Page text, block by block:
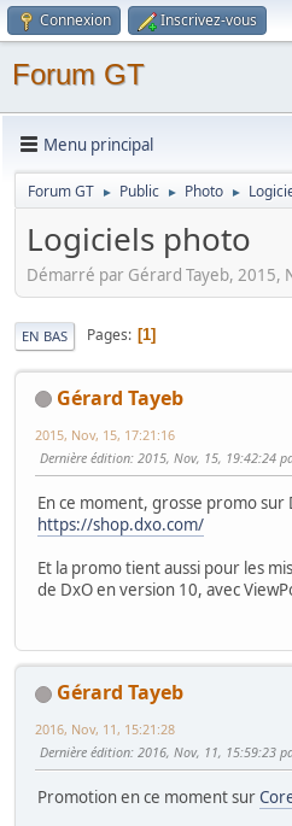
Connexion Inscrivez-vous
Forum GT
Menu principal
Forum GT ► Public ► Photo ►
Logiciels photo
Démarré par Gérard Tayeb, 2015,
EN BAS Pages 1
Gérard Tayeb
2015, Nov, 15, 17:21:16
Dernière édition: 2015, Nov, 15, 19:42:24
En ce moment, grosse promo sur
https://shop.dxo.com/
Et la promo tient aussi pour les
de DxO en version 10, avec
Gérard Tayeb
2016, Nov, 11, 15:21:28
Dernière édition: 2016, Nov, 11, 15:59:23
Promotion en ce moment sur